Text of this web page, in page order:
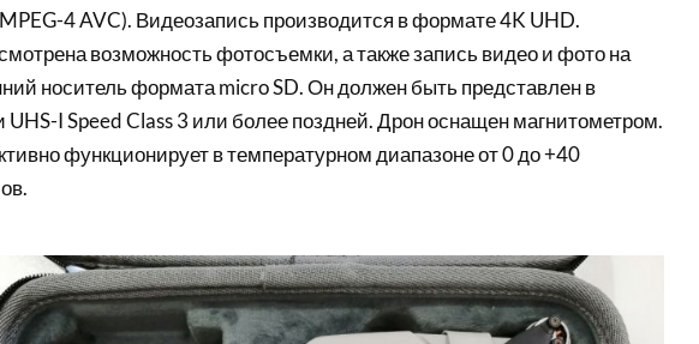
4 AVC). Видеозапись производится в формате 4K UHD.
возможность фотосъемки, а также запись видео и фото на
носитель формата micro SD. Он должен быть представлен в
UHS-I Speed Class 3 или более поздней. Дрон оснащен магнитометром.
функционирует в температурном диапазоне от 0 до +40